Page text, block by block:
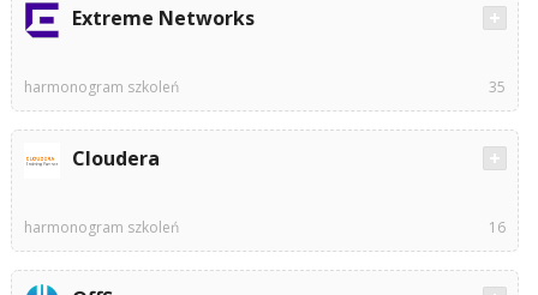
Extreme Networks
harmonogram szkoleń 35
Cloudera
harmonogram szkoleń 16